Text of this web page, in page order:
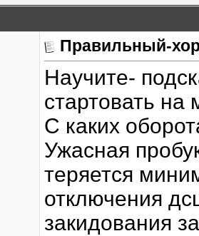
Правильный-
Научите-
стартовать на
С каких
Ужасная
теряется
отключения
закидования